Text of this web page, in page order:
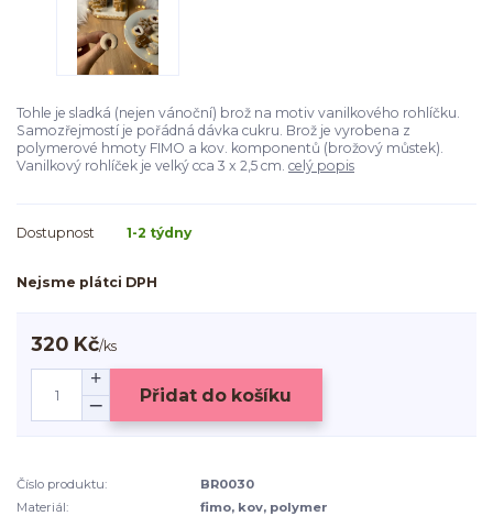
Tohle je sladká (nejen vánoční) brož na motiv vanilkového rohlíčku.
Samozřejmostí je pořádná dávka cukru. Brož je vyrobena z
polymerové hmoty FIMO a kov. komponentů (brožový můstek).
Vanilkový rohlíček je velký cca 3 x 2,5 cm. celý popis
Dostupnost 1-2 týdny
Nejsme plátci DPH
320 Kč/ks
Přidat do košíku
Číslo produktu:
BR0030
Materiál:
fimo, kov, polymer